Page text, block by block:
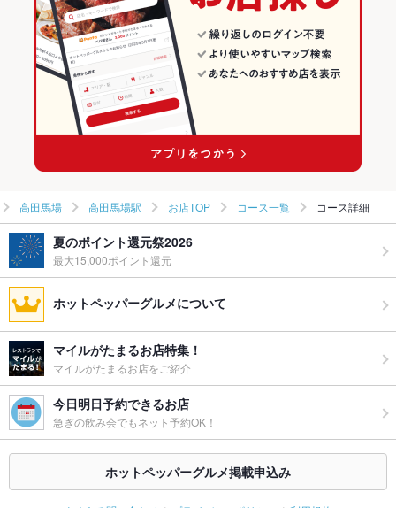
高田馬場 × 洋・和洋・各国料理・その他
高田馬場駅 × 居酒屋
高田馬場駅 × 洋・和洋・各国料理・その他
東京 × 居酒屋
東京 × 洋・和洋・各国料理・その他
高田馬場駅のダイニングバー・バルランキング
高田馬場 高田馬場駅 お店TOP コース一覧 コース詳細
夏のポイント還元祭2026
最大15,000ポイント還元
ホットペッパーグルメについて
マイルがたまるお店特集！
マイルがたまるお店をご紹介
今日明日予約できるお店
急ぎの飲み会でもネット予約OK！
ホットペッパーグルメ掲載申込み